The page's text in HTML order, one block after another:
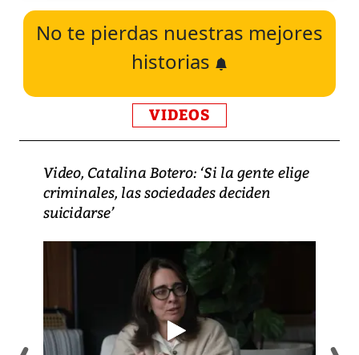
No te pierdas nuestras mejores
historias
VIDEOS
Video, Catalina Botero: ‘Si la gente elige
criminales, las sociedades deciden
suicidarse’